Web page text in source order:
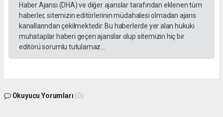
Haber Ajansı (DHA) ve diğer ajanslar tarafından eklenen tüm
haberler, sitemizin editörlerinin müdahalesi olmadan ajans
kanallarından çekilmektedir. Bu haberlerde yer alan hukuki
muhataplar haberi geçen ajanslar olup sitemizin hiç bir
editörü sorumlu tutulamaz...
Okuyucu Yorumları (0)